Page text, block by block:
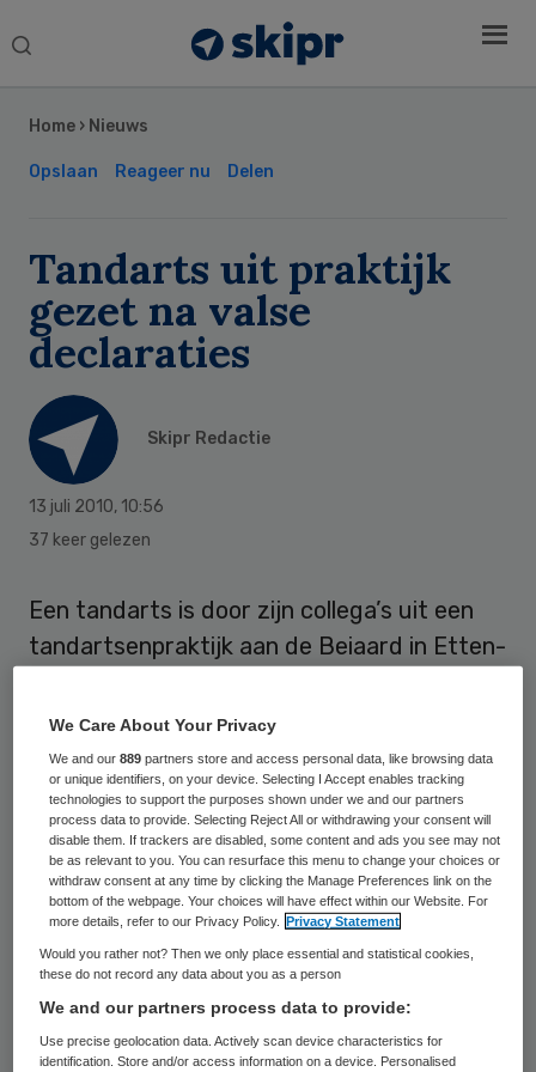
Search
Home › Nieuws
Opslaan Reageer nu Delen
Tandarts uit praktijk
gezet na valse
declaraties
Skipr Redactie
13 juli 2010, 10:56
37 keer gelezen
Een tandarts is door zijn collega’s uit een
tandartsenpraktijk aan de Beiaard in Etten-
valse declaraties in bij patiënten en
zorgverzekeraars. De rechtbank in Breda
heeft de uitzetting bekrachtigd. Dat meldt
BN de Stem.
Valse declaraties
Collega’s hebben de tandarts op 17 juni uit
de praktijk gezet. Hij schreef declaraties
voor verrichtingen die niet zijn uitgevoerd
Sidebar
We Care About Your Privacy
We and our889 partners store and access personal data, like browsing data
or unique identifiers, on your device. Selecting I Accept enables tracking
technologies to support the purposes shown under we and our partners
process data to provide. Selecting Reject All or withdrawing your consent will
disable them. If trackers are disabled, some content and ads you see may not
be as relevant to you. You can resurface this menu to change your choices or
withdraw consent at any time by clicking the Manage Preferences link on the
bottom of the webpage. Your choices will have effect within our Website. For
more details, refer to our Privacy Policy.
Privacy Statement
Would you rather not? Then we only place essential and statistical cookies,
these do not record any data about you as a person
We and our partners process data to provide:
Use precise geolocation data. Actively scan device characteristics for
identification. Store and/or access information on a device. Personalised